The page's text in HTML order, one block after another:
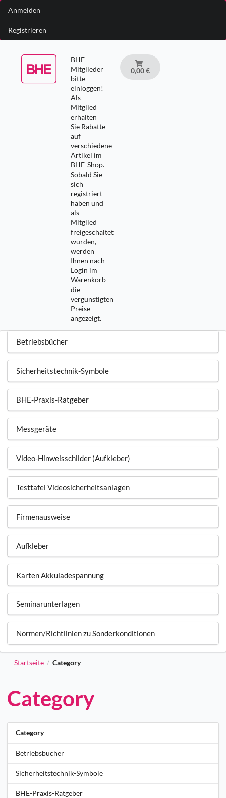
Anmelden
Registrieren
BHE-
Mitglieder
bitte
einloggen!
Als
Mitglied
erhalten
Sie Rabatte
auf
verschiedene
Artikel im
BHE-Shop.
Sobald Sie
sich
registriert
haben und
als
Mitglied
freigeschaltet
wurden,
werden
Ihnen nach
Login im
Warenkorb
die
vergünstigten
Preise
angezeigt.
0,00 €
Betriebsbücher
Sicherheitstechnik-Symbole
BHE-Praxis-Ratgeber
Messgeräte
Video-Hinweisschilder (Aufkleber)
Testtafel Videosicherheitsanlagen
Firmenausweise
Aufkleber
Karten Akkuladespannung
Seminarunterlagen
Normen/Richtlinien zu Sonderkonditionen
Startseite / Category
Category
Category
Betriebsbücher
Sicherheitstechnik-Symbole
BHE-Praxis-Ratgeber